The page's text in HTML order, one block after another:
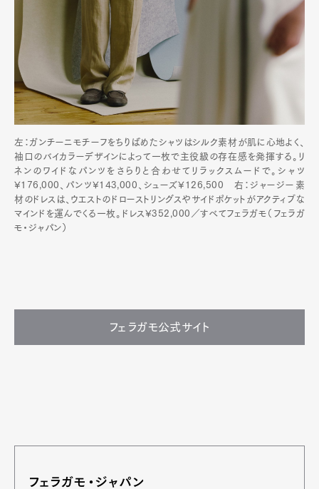
左：ガンチーニモチーフをちりばめたシャツはシルク素材が肌に心地よく、
袖口のバイカラーデザインによって一枚で主役級の存在感を発揮する。リ
ネンのワイドなパンツをさらりと合わせてリラックスムードで。シャツ
¥176,000、パンツ¥143,000、シューズ¥126,500 右：ジャージー素
材のドレスは、ウエストのドローストリングスやサイドポケットがアクティブな
マインドを運んでくる一枚。ドレス¥352,000／すべてフェラガモ（フェラガ
モ・ジャパン）
フェラガモ公式サイト
フェラガモ・ジャパン